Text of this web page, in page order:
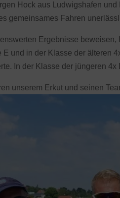
Hock aus Ludwigshafen
gemeinsames Fahren
Ergebnisse
E und in der Klasse der älteren
In der Klasse der jüngeren
unserem Erkut und seinen